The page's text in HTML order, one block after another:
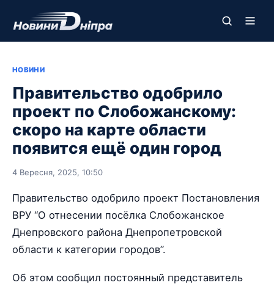
НОВИНИ
Правительство одобрило
проект по Слобожанскому:
скоро на карте области
появится ещё один город
4 Вересня, 2025, 10:50
Правительство одобрило проект Постановления
ВРУ “О отнесении посёлка Слобожанское
Днепровского района Днепропетровской
области к категории городов”.
Об этом сообщил постоянный представитель